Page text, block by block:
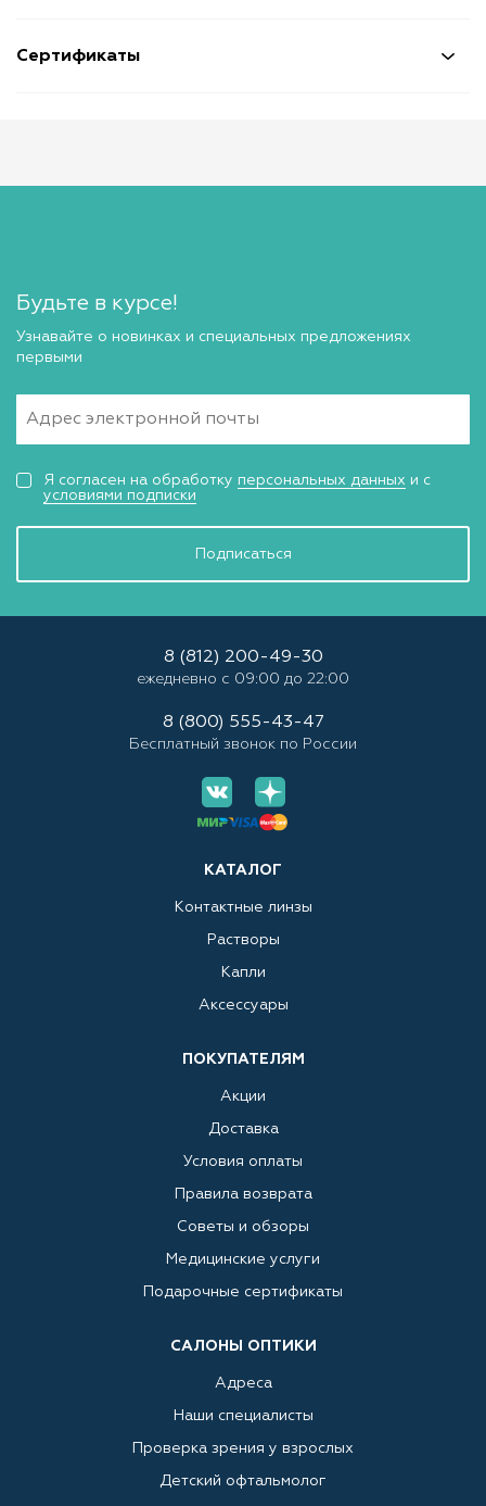
Сертификаты
Будьте в курсе!
Узнавайте о новинках и специальных предложениях
первыми
Подписаться
Я согласен на обработку персональных данных и с
условиями подписки
КАТАЛОГ
Контактные линзы
Растворы
Капли
Аксессуары
ПОКУПАТЕЛЯМ
Акции
Доставка
Условия оплаты
Правила возврата
Советы и обзоры
Медицинские услуги
Подарочные сертификаты
САЛОНЫ ОПТИКИ
Адреса
Наши специалисты
Проверка зрения у взрослых
Детский офтальмолог
8 (812) 200-49-30
ежедневно с 09:00 до 22:00
8 (800) 555-43-47
Бесплатный звонок по России